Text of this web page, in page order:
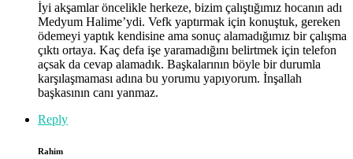
İyi akşamlar öncelikle herkeze, bizim çalıştığımız hocanın adı
Medyum Halime’ydi. Vefk yaptırmak için konuştuk, gereken
ödemeyi yaptık kendisine ama sonuç alamadığımız bir çalışma
çıktı ortaya. Kaç defa işe yaramadığını belirtmek için telefon
açsak da cevap alamadık. Başkalarının böyle bir durumla
karşılaşmaması adına bu yorumu yapıyorum. İnşallah
başkasının canı yanmaz.
Reply
Rahim